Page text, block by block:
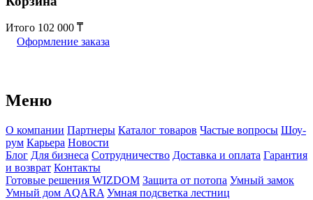
Итого 102 000
Оформление заказа
Меню
О компании Партнеры Каталог товаров Частые вопросы Шоу-
рум Карьера Новости
Блог Для бизнеса Сотрудничество Доставка и оплата Гарантия
и возврат Контакты
Готовые решения WIZDOM Защита от потопа Умный замок
Умный дом AQARA Умная подсветка лестниц